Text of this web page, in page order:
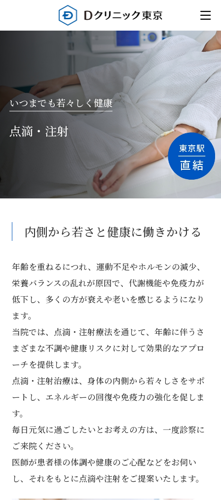
いつまでも若々しく健康
点滴・注射
内側から若さと健康に働きかける
年齢を重ねるにつれ、運動不足やホルモンの減少、
栄養バランスの乱れが原因で、代謝機能や免疫力が
低下し、多くの方が衰えや老いを感じるようになり
ます。
当院では、点滴・注射療法を通じて、年齢に伴うさ
まざまな不調や健康リスクに対して効果的なアプロ
ーチを提供します。
点滴・注射治療は、身体の内側から若々しさをサポ
ートし、エネルギーの回復や免疫力の強化を促しま
す。
毎日元気に過ごしたいとお考えの方は、一度診察に
ご来院ください。
医師が患者様の体調や健康のご心配などをお伺い
し、それをもとに点滴や注射をご提案いたします。